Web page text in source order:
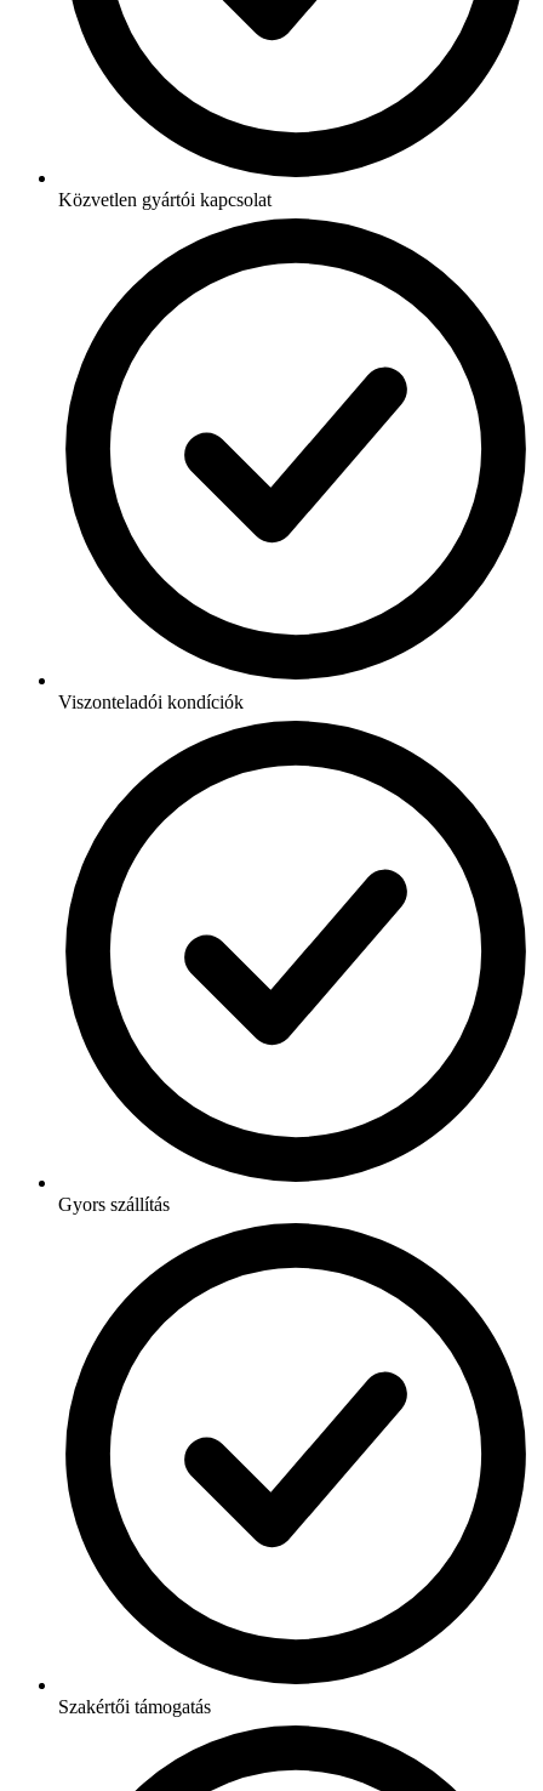
Közvetlen gyártói kapcsolat
Viszonteladói kondíciók
Gyors szállítás
Szakértői támogatás